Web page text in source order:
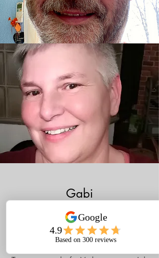
Gabi
"Ich muss zugeben, obwohl der
Rehasport mich noch immer nicht
erfreut, ich merke nun nach dem erst 4.